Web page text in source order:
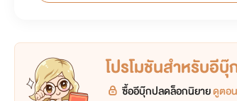
โปรโมชันสำหรับอีบุ๊
ซื้ออีบุ๊กปลดล็อกนิยายดูตอ